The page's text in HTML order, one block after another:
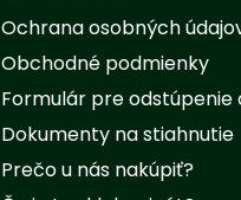
Ochrana osobných
Obchodné podmienky
Formulár pre odstúpenie
Dokumenty na stiahnutie
Prečo u nás nakúpiť?